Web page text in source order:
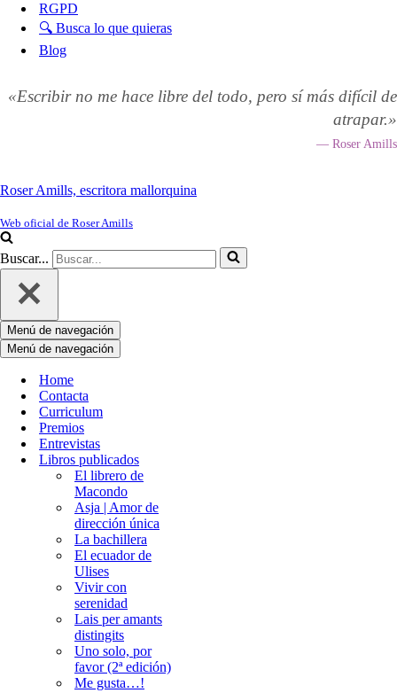
RGPD
🔍 Busca lo que quieras
Blog
«Escribir no me hace libre del todo, pero sí más difícil de
atrapar.»
— Roser Amills
Roser Amills, escritora mallorquina
Web oficial de Roser Amills
Buscar...
Menú de navegación
Menú de navegación
Home
Contacta
Curriculum
Premios
Entrevistas
Libros publicados
El librero de
Macondo
Asja | Amor de
dirección única
La bachillera
El ecuador de
Ulises
Vivir con
serenidad
Lais per amants
distingits
Uno solo, por
favor (2ª edición)
Me gusta…!